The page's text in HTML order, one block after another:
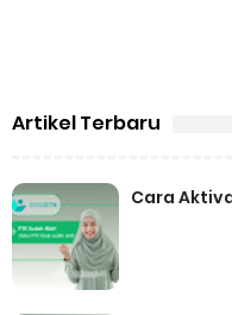
Artikel Terbaru
Cara